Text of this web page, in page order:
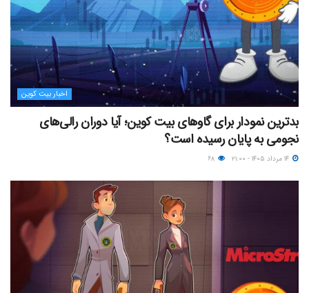
اخبار بیت کوین
بدترین نمودار برای گاوهای بیت کوین؛ آیا دوران رالی‌های
نجومی به پایان رسیده است؟